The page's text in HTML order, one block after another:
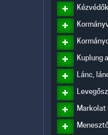
Kézvédők
Kuplung
Lánc,